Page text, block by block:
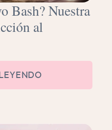
Bash? Nuestra
al